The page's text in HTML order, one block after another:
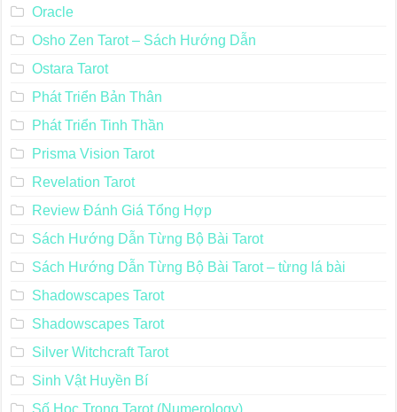
Oracle
Osho Zen Tarot – Sách Hướng Dẫn
Ostara Tarot
Phát Triển Bản Thân
Phát Triển Tinh Thần
Prisma Vision Tarot
Revelation Tarot
Review Đánh Giá Tổng Hợp
Sách Hướng Dẫn Từng Bộ Bài Tarot
Sách Hướng Dẫn Từng Bộ Bài Tarot – từng lá bài
Shadowscapes Tarot
Shadowscapes Tarot
Silver Witchcraft Tarot
Sinh Vật Huyền Bí
Số Học Trong Tarot (Numerology)